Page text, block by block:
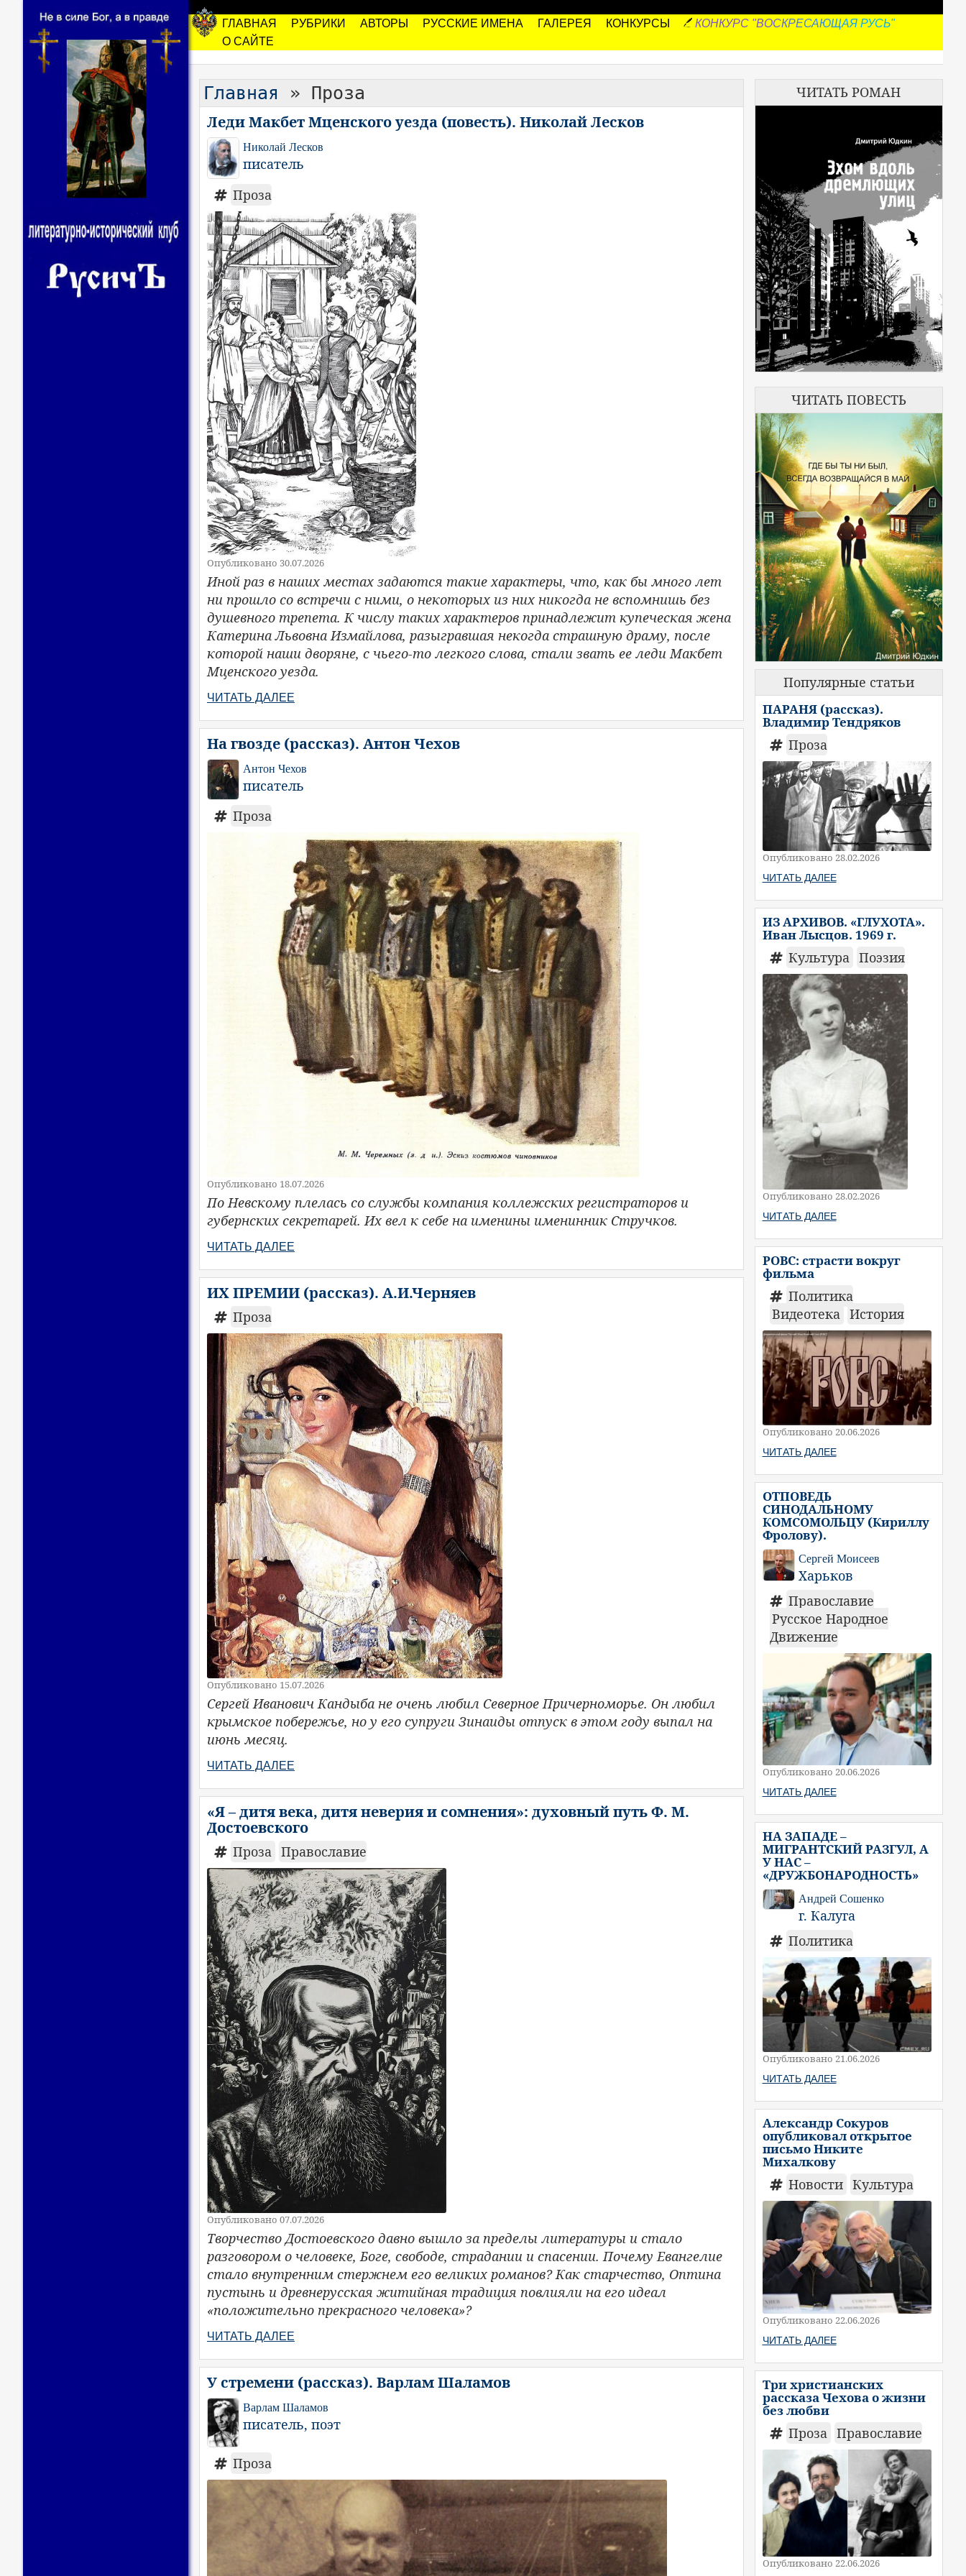
ГЛАВНАЯ РУБРИКИ АВТОРЫ РУССКИЕ ИМЕНА ГАЛЕРЕЯ КОНКУРСЫ
КОНКУРС "ВОСКРЕСАЮЩАЯ РУСЬ"
О САЙТЕ
Главная » Проза
Леди Макбет Мценского уезда (повесть). Николай Лесков
Николай Лесков
писатель
Проза
Опубликовано 30.07.2026
Иной раз в наших местах задаются такие характеры, что, как бы много лет
ни прошло со встречи с ними, о некоторых из них никогда не вспомнишь без
душевного трепета. К числу таких характеров принадлежит купеческая жена
Катерина Львовна Измайлова, разыгравшая некогда страшную драму, после
которой наши дворяне, с чьего-то легкого слова, стали звать ее леди Макбет
Мценского уезда.
ЧИТАТЬ ДАЛЕЕ
На гвозде (рассказ). Антон Чехов
Антон Чехов
писатель
Проза
Опубликовано 18.07.2026
По Невскому плелась со службы компания коллежских регистраторов и
губернских секретарей. Их вел к себе на именины именинник Стручков.
ЧИТАТЬ ДАЛЕЕ
ИХ ПРЕМИИ (рассказ). А.И.Черняев
Проза
Опубликовано 15.07.2026
Сергей Иванович Кандыба не очень любил Северное Причерноморье. Он любил
крымское побережье, но у его супруги Зинаиды отпуск в этом году выпал на
июнь месяц.
ЧИТАТЬ ДАЛЕЕ
«Я – дитя века, дитя неверия и сомнения»: духовный путь Ф. М.
Достоевского
Проза Православие
Опубликовано 07.07.2026
Творчество Достоевского давно вышло за пределы литературы и стало
разговором о человеке, Боге, свободе, страдании и спасении. Почему Евангелие
стало внутренним стержнем его великих романов? Как старчество, Оптина
пустынь и древнерусская житийная традиция повлияли на его идеал
«положительно прекрасного человека»?
ЧИТАТЬ ДАЛЕЕ
У стремени (рассказ). Варлам Шаламов
Варлам Шаламов
писатель, поэт
Проза
ЧИТАТЬ РОМАН
ЧИТАТЬ ПОВЕСТЬ
Популярные статьи
ПАРАНЯ (рассказ).
Владимир Тендряков
Проза
Опубликовано 28.02.2026
ЧИТАТЬ ДАЛЕЕ
ИЗ АРХИВОВ. «ГЛУХОТА».
Иван Лысцов. 1969 г.
Культура Поэзия
Опубликовано 28.02.2026
ЧИТАТЬ ДАЛЕЕ
РОВС: страсти вокруг
фильма
Политика
Видеотека История
Опубликовано 20.06.2026
ЧИТАТЬ ДАЛЕЕ
ОТПОВЕДЬ
СИНОДАЛЬНОМУ
КОМСОМОЛЬЦУ (Кириллу
Фролову).
Сергей Моисеев
Харьков
Православие
Русское Народное
Движение
Опубликовано 20.06.2026
ЧИТАТЬ ДАЛЕЕ
НА ЗАПАДЕ –
МИГРАНТСКИЙ РАЗГУЛ, А
У НАС –
«ДРУЖБОНАРОДНОСТЬ»
Андрей Сошенко
г. Калуга
Политика
Опубликовано 21.06.2026
ЧИТАТЬ ДАЛЕЕ
Александр Сокуров
опубликовал открытое
письмо Никите
Михалкову
Новости Культура
Опубликовано 22.06.2026
ЧИТАТЬ ДАЛЕЕ
Три христианских
рассказа Чехова о жизни
без любви
Проза Православие
Опубликовано 22.06.2026